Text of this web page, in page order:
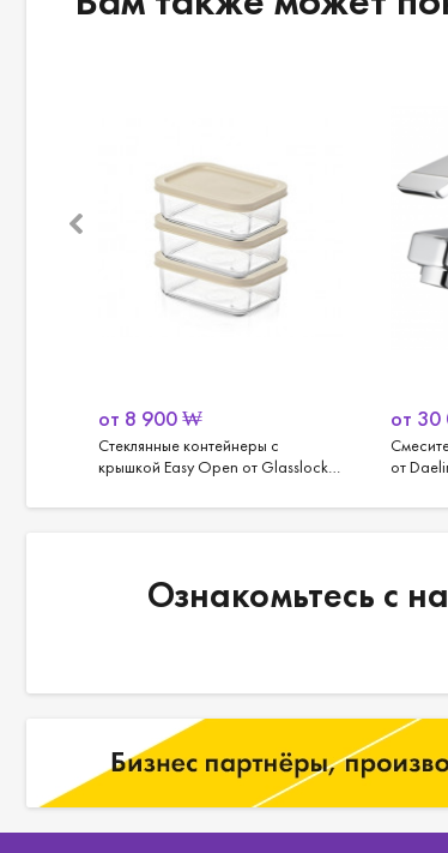
от 8 900₩
Стеклянные контейнеры с
крышкой Easy Open от Glasslock,
от 30
от
Ознакомьтесь с